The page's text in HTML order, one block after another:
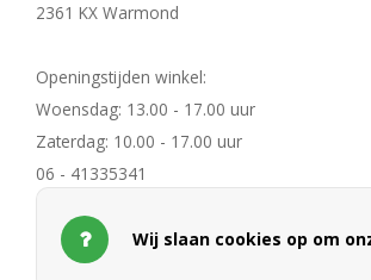
2361 KX Warmond
Openingstijden winkel:
Woensdag: 13.00 - 17.00 uur
Zaterdag: 10.00 - 17.00 uur
06 - 41335341
Wij slaan cookies op om